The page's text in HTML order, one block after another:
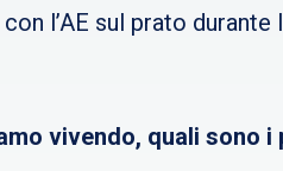
l’AE sul prato
vivendo, quali sono